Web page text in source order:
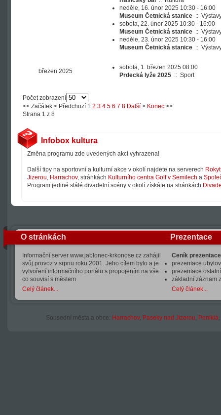
neděle, 16. únor 2025 10:30 - 16:00
Museum Četnická stanice ::
sobota, 22. únor 2025 10:30 - 16:00
Museum Četnická stanice ::
neděle, 23. únor 2025 10:30 - 16:00
Museum Četnická stanice ::
březen 2025
sobota, 1. březen 2025 08:00
Prdecká lyže 2025 :: Sport
Počet zobrazení
<< Začátek < Předchozí 1 2 3 4 5 6 7 8 Další > Konec >>
Strana 1 z 8
Infobox kultura
Změna programu zde uvedených akcí vyhrazena!
Další tipy na sportovní a kulturní akce v okolí najdete na serverech
Jizerou, Harrachov, stránkách Kulturního centra Golf v Semilech a
Program jediné stálé divadelní scény v okolí získáte na stránkách
O stránkách
Informační server www.jablonec-krkonose.cz zahájil
svůj provoz v srpnu roku 2001. Jeho cílem bylo a je
vytvoření informačního portálu s propojením na vše
co souvisí s městem
Celý článek...
Prezentace
Ceník
prezentace
prezentace
základní záznam
Celý článek...
Sousední města a obce: Harrachov, Paseky nad Jizerou, Poniklá,